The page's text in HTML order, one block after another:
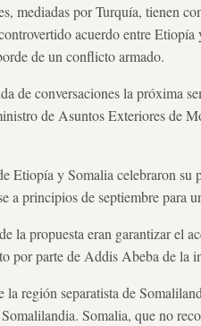
mediadas por Turquía, tienen
acuerdo entre
de un conflicto armado.
de conversaciones la próxima
de Asuntos Exteriores de
Etiopía y Somalia celebraron su
principios de septiembre para
la propuesta eran garantizar el
por parte de Addis Abeba de la
la región separatista de
Somalia, que no